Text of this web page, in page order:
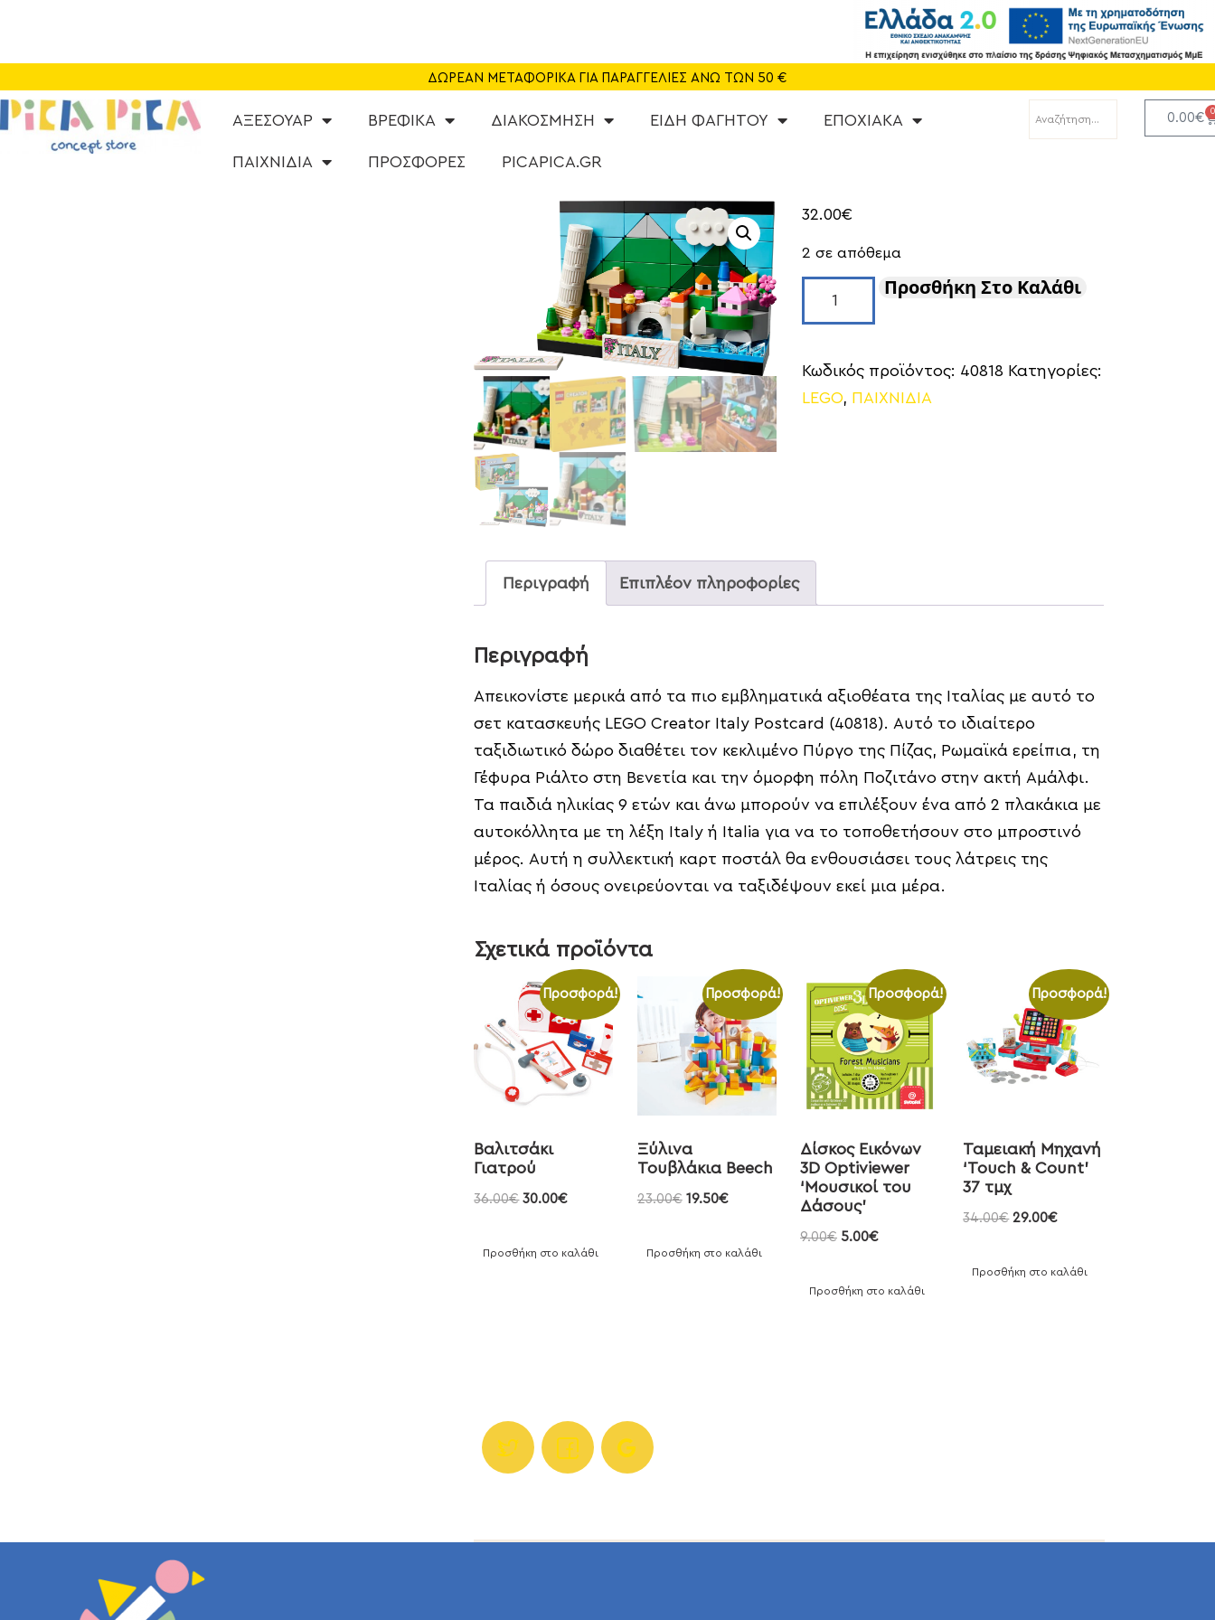
ΔΩΡΕΑΝ ΜΕΤΑΦΟΡΙΚΑ ΓΙΑ ΠΑΡΑΓΓΕΛΙΕΣ ΑΝΩ ΤΩΝ 50 €
ΑΞΕΣΟΥΑΡ ΒΡΕΦΙΚΑ ΔΙΑΚΟΣΜΗΣΗ ΕΙΔΗ ΦΑΓΗΤΟΥ ΕΠΟΧΙΑΚΑ
ΠΑΙΧΝΙΔΙΑ ΠΡΟΣΦΟΡΕΣ PICAPICA.GR
0.00€ 0
CAFE
ΕΠΙΚΟΙΝΩΝΙΑ
32.00€
2 σε απόθεμα
Προσθήκη Στο Καλάθι
Κωδικός προϊόντος: 40818 Κατηγορίες:
LEGO, ΠΑΙΧΝΙΔΙΑ
Περιγραφή Επιπλέον πληροφορίες
Περιγραφή
Απεικονίστε μερικά από τα πιο εμβληματικά αξιοθέατα της Ιταλίας με αυτό το
σετ κατασκευής LEGO Creator Italy Postcard (40818). Αυτό το ιδιαίτερο
ταξιδιωτικό δώρο διαθέτει τον κεκλιμένο Πύργο της Πίζας, Ρωμαϊκά ερείπια, τη
Γέφυρα Ριάλτο στη Βενετία και την όμορφη πόλη Ποζιτάνο στην ακτή Αμάλφι.
Τα παιδιά ηλικίας 9 ετών και άνω μπορούν να επιλέξουν ένα από 2 πλακάκια με
αυτοκόλλητα με τη λέξη Italy ή Italia για να το τοποθετήσουν στο μπροστινό
μέρος. Αυτή η συλλεκτική καρτ ποστάλ θα ενθουσιάσει τους λάτρεις της
Ιταλίας ή όσους ονειρεύονται να ταξιδέψουν εκεί μια μέρα.
Σχετικά προϊόντα
Προσφορά!
Βαλιτσάκι
Γιατρού
36.00€ 30.00€
Προσθήκη στο καλάθι
Προσφορά!
Ξύλινα
Τουβλάκια Beech
23.00€ 19.50€
Προσθήκη στο καλάθι
Προσφορά!
Δίσκος Εικόνων
3D Optiviewer
‘Μουσικοί του
Δάσους’
9.00€ 5.00€
Προσθήκη στο καλάθι
Προσφορά!
Ταμειακή Μηχανή
‘Touch & Count’
37 τμχ
34.00€ 29.00€
Προσθήκη στο καλάθι